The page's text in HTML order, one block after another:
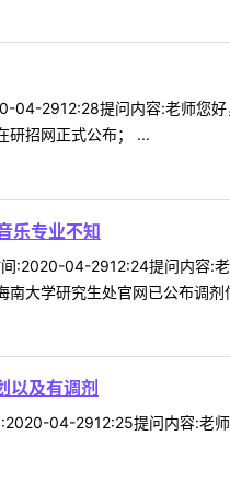
2912:28提问内容:老师您
研招网正式公布； ...
乐专业不知
:2020-04-2912:24提问内容:
大学研究生处官网已公布调
及有调剂
04-2912:25提问内容:老